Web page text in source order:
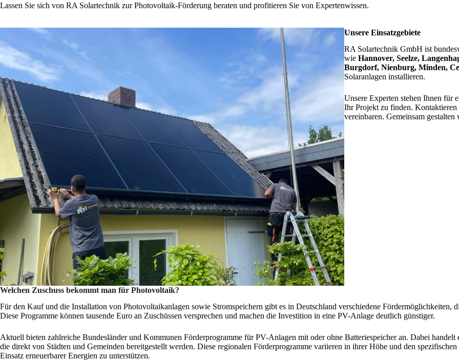
Lassen Sie sich von RA Solartechnik zur Photovoltaik-Förderung beraten und profitieren Sie von Expertenwissen.
Unsere Einsatzgebiete
RA Solartechnik GmbH ist
wie Hannover, Seelze,
Burgdorf, Nienburg, Minden,
Solaranlagen installieren.
Unsere Experten stehen Ihnen für
Ihr Projekt zu finden. Kontaktieren
vereinbaren. Gemeinsam
Welchen Zuschuss bekommt man für Photovoltaik?
Für den Kauf und die Installation von Photovoltaikanlagen sowie Stromspeichern gibt es in Deutschland verschiedene Fördermöglichkeiten,
Diese Programme können tausende Euro an Zuschüssen versprechen und machen die Investition in eine PV-Anlage deutlich günstiger.
Aktuell bieten zahlreiche Bundesländer und Kommunen Förderprogramme für PV-Anlagen mit oder ohne Batteriespeicher an. Dabei
die direkt von Städten und Gemeinden bereitgestellt werden. Diese regionalen Förderprogramme variieren in ihrer Höhe und den
Einsatz erneuerbarer Energien zu unterstützen.